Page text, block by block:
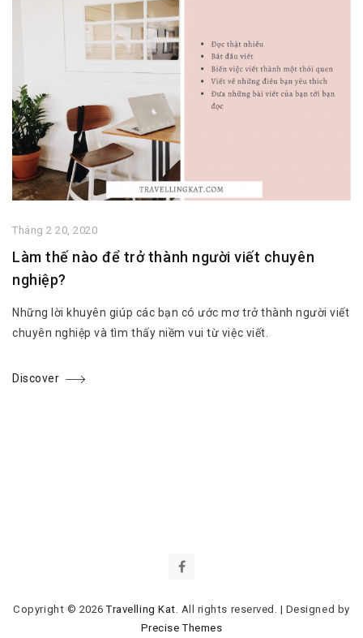
Tháng 2 20, 2020
Làm thế nào để trở thành người viết chuyên
nghiệp?
Những lời khuyên giúp các bạn có ước mơ trở thành người viết
chuyên nghiệp và tìm thấy niềm vui từ việc viết.
Discover
Copyright © 2026Travelling Kat. All rights reserved. | Designed by
Precise Themes